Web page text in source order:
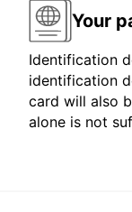
Your
Identification
identification
card will also
alone is not